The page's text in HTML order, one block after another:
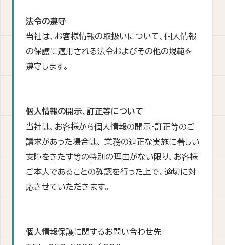
法令の遵守
当社は、お客様情報の取扱いについて、個人情報
の保護に適用される法令およびその他の規範を
遵守します。
個人情報の開示、訂正等について
当社は、お客様から個人情報の開示・訂正等のご
請求があった場合は、 業務の適正な実施に著しい
支障をきたす等の特別の理由がない限り、お客様
ご本人であることの確認を行った上で、適切に対
応させていただきます。
個人情報保護に関するお問い合わせ先